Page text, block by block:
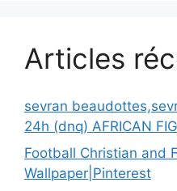
Articles
sevran
24h (dnq) AFRICAN
Football Christian and
Wallpaper|Pinterest